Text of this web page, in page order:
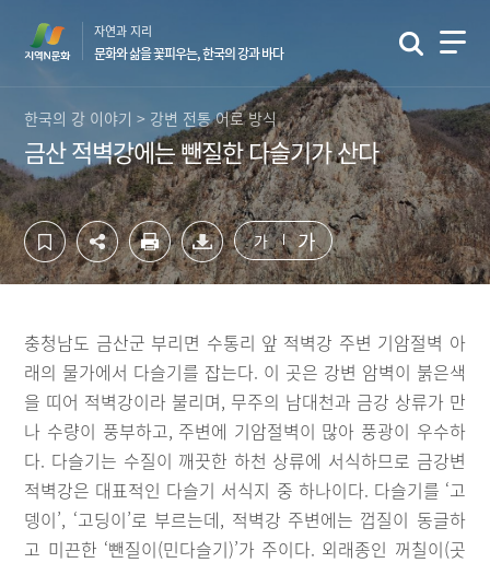
로
가
기
가
기
자연과 지리
문화와 삶을 꽃피우는, 한국의 강과 바다
한국의 강 이야기 > 강변 전통 어로 방식
금산 적벽강에는 뺀질한 다슬기가 산다
가 가
충청남도 금산군 부리면 수통리 앞 적벽강 주변 기암절벽 아
래의 물가에서 다슬기를 잡는다. 이 곳은 강변 암벽이 붉은색
을 띠어 적벽강이라 불리며, 무주의 남대천과 금강 상류가 만
나 수량이 풍부하고, 주변에 기암절벽이 많아 풍광이 우수하
다. 다슬기는 수질이 깨끗한 하천 상류에 서식하므로 금강변
적벽강은 대표적인 다슬기 서식지 중 하나이다. 다슬기를 ‘고
뎅이’, ‘고딩이’로 부르는데, 적벽강 주변에는 껍질이 동글하
고 미끈한 ‘뺀질이(민다슬기)’가 주이다. 외래종인 꺼칠이(곳